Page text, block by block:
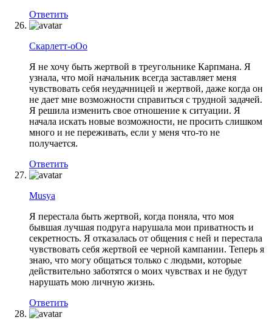
Ответить
Скарлетт-оОо
Я не хочу быть жертвой в треугольнике Карпмана. Я
узнала, что мой начальник всегда заставляет меня
чувствовать себя неудачницей и жертвой, даже когда он
не дает мне возможности справиться с трудной задачей.
Я решила изменить свое отношение к ситуации. Я
начала искать новые возможности, не просить слишком
много и не переживать, если у меня что-то не
получается.
Ответить
Musya
Я перестала быть жертвой, когда поняла, что моя
бывшая лучшая подруга нарушала мои приватность и
секретность. Я отказалась от общения с ней и перестала
чувствовать себя жертвой ее черной кампании. Теперь я
знаю, что могу общаться только с людьми, которые
действительно заботятся о моих чувствах и не будут
нарушать мою личную жизнь.
Ответить